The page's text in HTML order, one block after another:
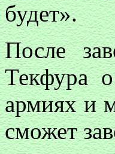
будет».
После
Текфура
армиях и
сможет